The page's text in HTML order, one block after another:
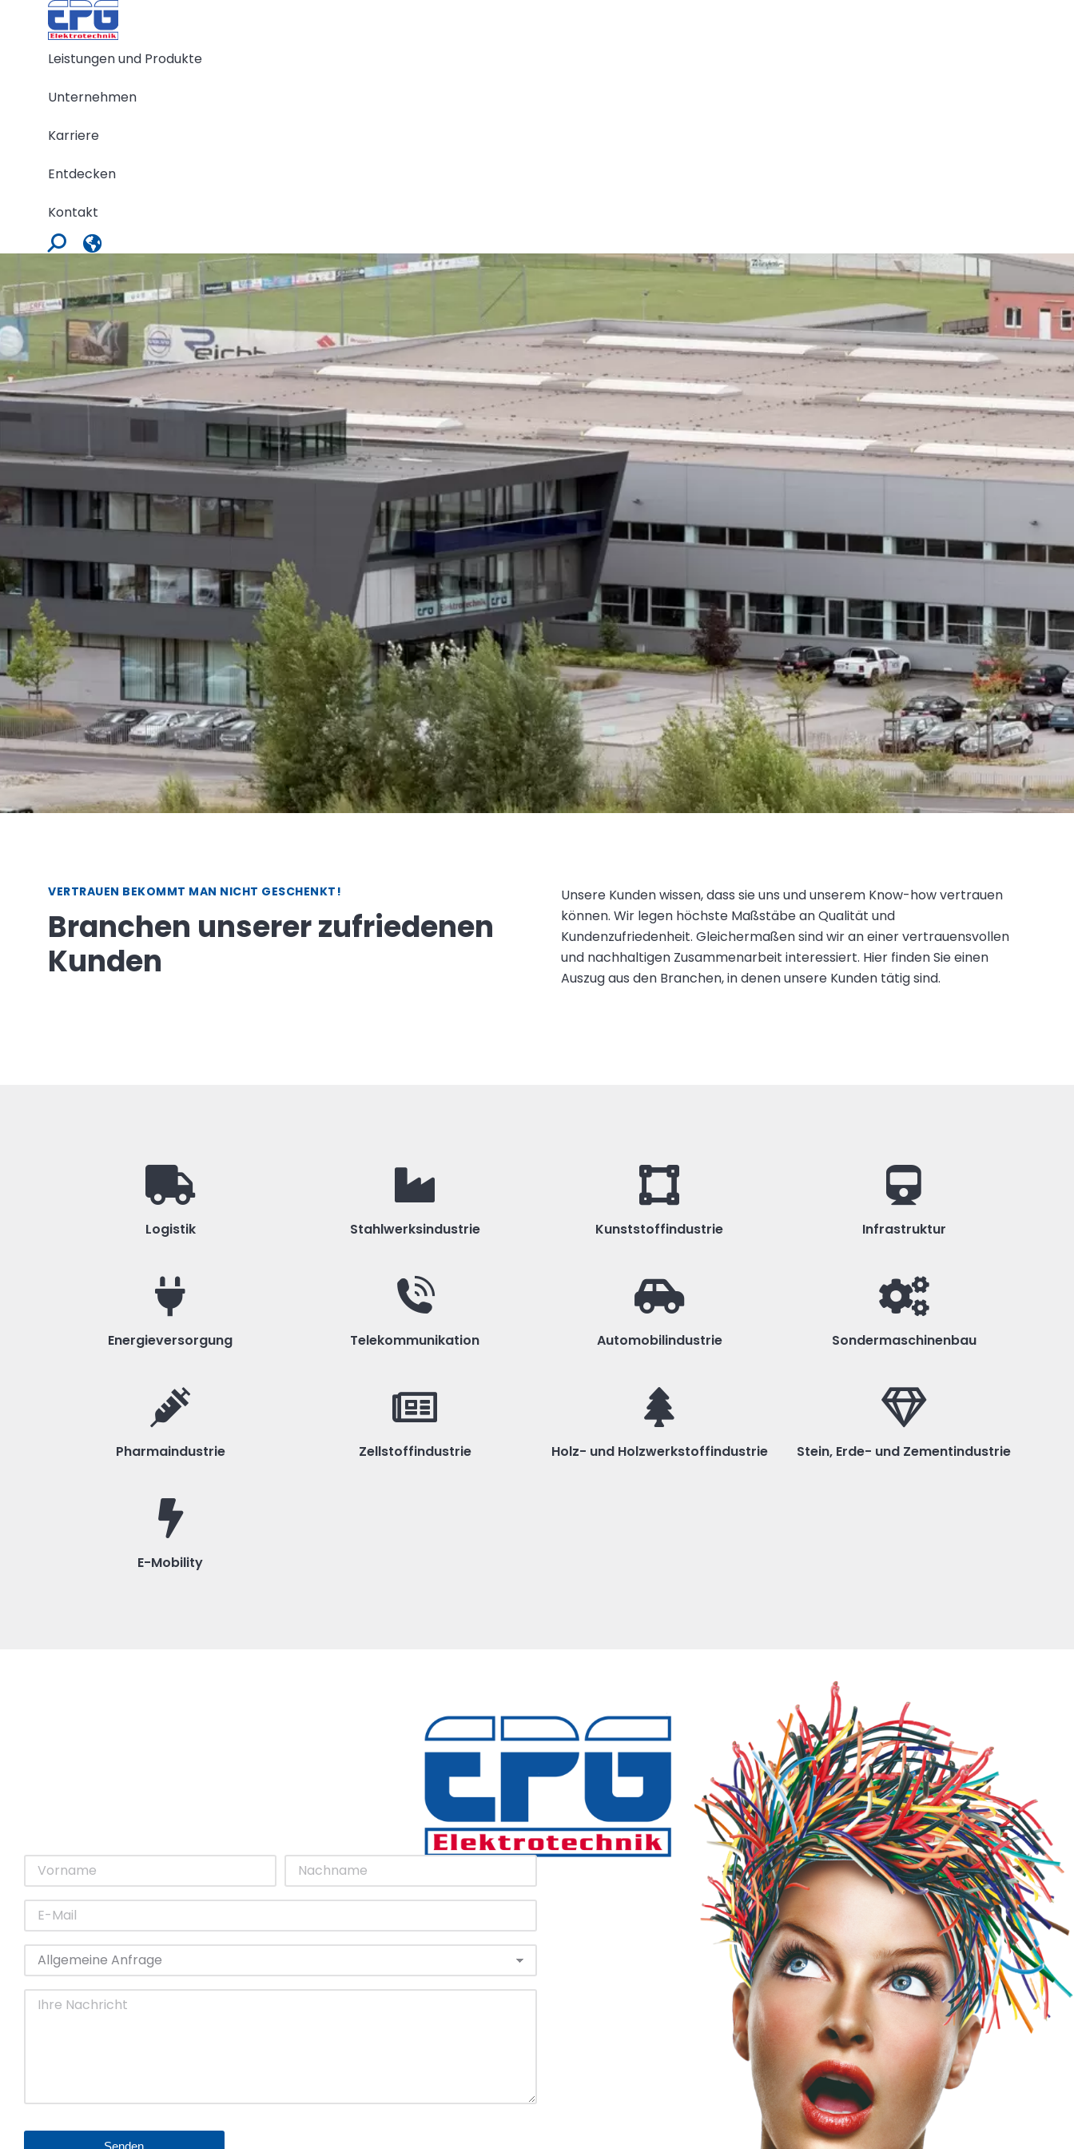
Leistungen und Produkte
Unternehmen
Karriere
Entdecken
Kontakt
VERTRAUEN BEKOMMT MAN NICHT GESCHENKT!
Branchen unserer zufriedenen
Kunden
Unsere Kunden wissen, dass sie uns und unserem Know-how vertrauen
können. Wir legen höchste Maßstäbe an Qualität und
Kundenzufriedenheit. Gleichermaßen sind wir an einer vertrauensvollen
und nachhaltigen Zusammenarbeit interessiert. Hier finden Sie einen
Auszug aus den Branchen, in denen unsere Kunden tätig sind.
Logistik Stahlwerksindustrie Kunststoffindustrie Infrastruktur
Energieversorgung Telekommunikation Automobilindustrie Sondermaschinenbau
Pharmaindustrie Zellstoffindustrie Holz- und Holzwerkstoffindustrie Stein, Erde- und Zementindustrie
E-Mobility